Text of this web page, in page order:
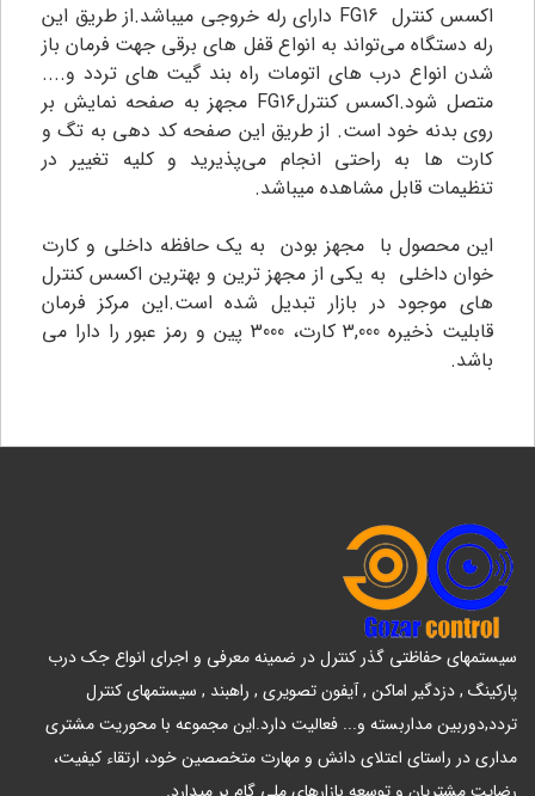
اکسس کنترل FG16 دارای رله خروجی میباشد.از طریق اين
رله دستگاه می‌تواند به انواع قفل های برقی جهت فرمان باز
شدن انواع درب های اتومات راه بند گیت های تردد و....
متصل شود.اکسس کنترلFG16 مجهز به صفحه نمایش بر
روی بدنه خود است. از طریق این صفحه کد دهی به تگ و
کارت ها به راحتی انجام می‌پذیرید و کلیه تغییر در
تنظیمات قابل مشاهده میباشد.
این محصول با مجهز بودن به یک حافظه داخلی و کارت
خوان داخلی به یکی از مجهز ترین و بهترین اکسس کنترل
های موجود در بازار تبدیل شده است.این مرکز فرمان
قابلیت ذخیره 3,000 کارت، 3000 پین و رمز عبور را دارا می
باشد.
سیستمهای حفاظتی گذر کنترل در ضمینه معرفی و اجرای انواع جک درب
پارکینگ , دزدگیر اماکن , آیفون تصویری , راهبند , سیستمهای کنترل
تردد,دوربین مداربسته و... فعالیت دارد.این مجموعه با محوریت مشتری
مداری در راستای اعتلای دانش و مهارت متخصصین خود، ارتقاء کیفیت،